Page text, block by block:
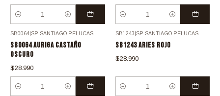
Cantidad Cantidad
SB0064|SP SANTIAGO PELUCAS
SB0064 AURIGA CASTAÑO
OSCURO
$28.990
Cantidad
SB1243|SP SANTIAGO PELUCAS
SB1243 ARIES ROJO
$28.990
Cantidad